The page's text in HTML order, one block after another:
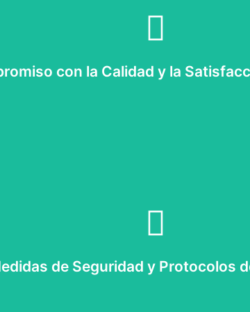
con la Calidad y la
momento en que reservas tu taxi hasta que llegas
de Seguridad y Protocolos